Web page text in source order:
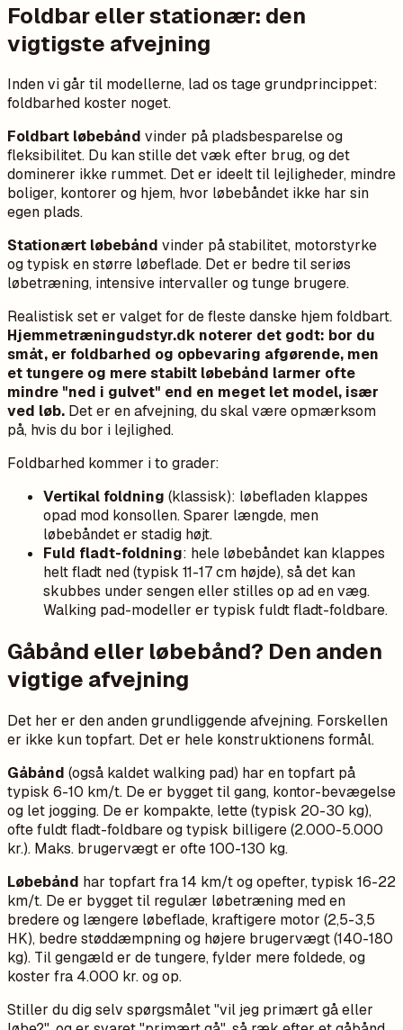
Foldbar eller stationær: den
vigtigste afvejning
Inden vi går til modellerne, lad os tage grundprincippet:
foldbarhed koster noget.
Foldbart løbebånd vinder på pladsbesparelse og
fleksibilitet. Du kan stille det væk efter brug, og det
dominerer ikke rummet. Det er ideelt til lejligheder, mindre
boliger, kontorer og hjem, hvor løbebåndet ikke har sin
egen plads.
Stationært løbebånd vinder på stabilitet, motorstyrke
og typisk en større løbeflade. Det er bedre til seriøs
løbetræning, intensive intervaller og tunge brugere.
Realistisk set er valget for de fleste danske hjem foldbart.
Hjemmetræningudstyr.dk noterer det godt: bor du
småt, er foldbarhed og opbevaring afgørende, men
et tungere og mere stabilt løbebånd larmer ofte
mindre "ned i gulvet" end en meget let model, især
ved løb. Det er en afvejning, du skal være opmærksom
på, hvis du bor i lejlighed.
Foldbarhed kommer i to grader:
Vertikal foldning (klassisk): løbefladen klappes
opad mod konsollen. Sparer længde, men
løbebåndet er stadig højt.
Fuld fladt-foldning: hele løbebåndet kan klappes
helt fladt ned (typisk 11-17 cm højde), så det kan
skubbes under sengen eller stilles op ad en væg.
Walking pad-modeller er typisk fuldt fladt-foldbare.
Gåbånd eller løbebånd? Den anden
vigtige afvejning
Det her er den anden grundliggende afvejning. Forskellen
er ikke kun topfart. Det er hele konstruktionens formål.
Gåbånd (også kaldet walking pad) har en topfart på
typisk 6-10 km/t. De er bygget til gang, kontor-bevægelse
og let jogging. De er kompakte, lette (typisk 20-30 kg),
ofte fuldt fladt-foldbare og typisk billigere (2.000-5.000
kr.). Maks. brugervægt er ofte 100-130 kg.
Løbebånd har topfart fra 14 km/t og opefter, typisk 16-22
km/t. De er bygget til regulær løbetræning med en
bredere og længere løbeflade, kraftigere motor (2,5-3,5
HK), bedre støddæmpning og højere brugervægt (140-180
kg). Til gengæld er de tungere, fylder mere foldede, og
koster fra 4.000 kr. og op.
Stiller du dig selv spørgsmålet "vil jeg primært gå eller